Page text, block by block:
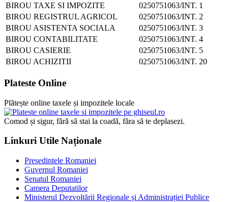
BIROU TAXE SI IMPOZITE
0250751063/INT. 1
BIROU REGISTRUL AGRICOL
0250751063/INT. 2
BIROU ASISTENTA SOCIALA
0250751063/INT. 3
BIROU CONTABILITATE
0250751063/INT. 4
BIROU CASIERIE
0250751063/INT. 5
BIROU ACHIZITII
0250751063/INT. 20
Plateste Online
Plătește online taxele și impozitele locale
Comod și sigur, fără să stai la coadă, făra să te deplasezi.
Linkuri Utile Naționale
Presedintele Romaniei
Guvernul Romaniei
Senatul Romaniei
Camera Deputatilor
Ministerul Dezvoltării Regionale și Administrației Publice